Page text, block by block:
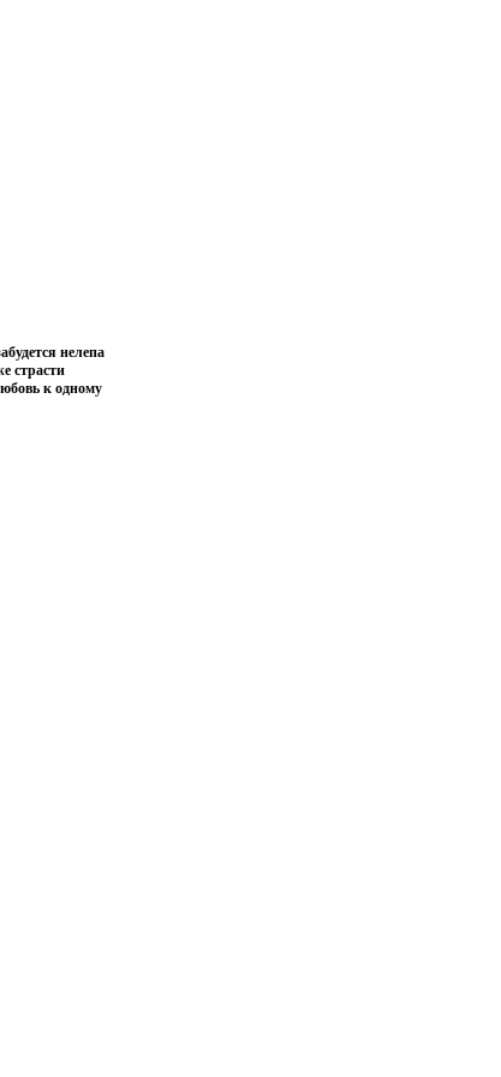
нелепа
страсти
к одному